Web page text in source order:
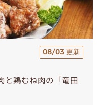
08/03 更新
と鶏むね肉の「竜田